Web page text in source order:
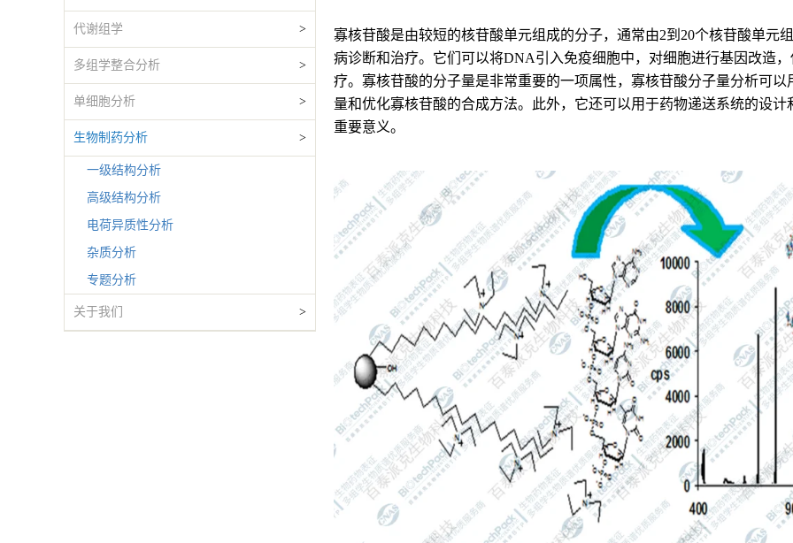
代谢组学 >
多组学整合分析 >
单细胞分析 >
生物制药分析 >
一级结构分析
高级结构分析
电荷异质性分析
杂质分析
专题分析
关于我们 >
寡核苷酸是由较短的核苷酸单元组成的分子，通常由2到20个核苷酸单元
病诊断和治疗。它们可以将DNA引入免疫细胞中，对细胞进行基因改造
疗。寡核苷酸的分子量是非常重要的一项属性，寡核苷酸分子量分析可
量和优化寡核苷酸的合成方法。此外，它还可以用于药物递送系统的设
重要意义。